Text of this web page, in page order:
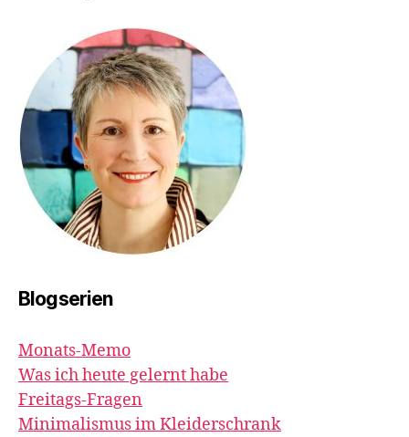
Blogserien
Monats-Memo
Was ich heute gelernt habe
Freitags-Fragen
Minimalismus im Kleiderschrank